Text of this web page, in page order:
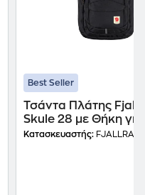
Best Seller
Τσάντα Πλάτης
Skule 28 με Θήκη για
Laptop 15" Black
Κατασκευαστής: